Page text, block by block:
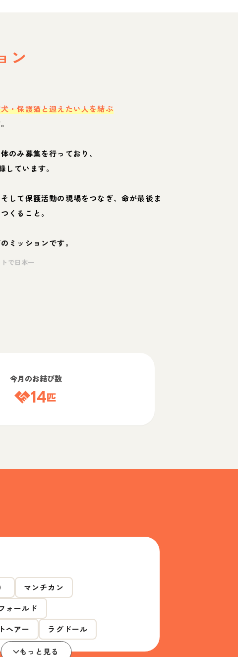
ン
・保護猫と迎えたい人を結ぶ
のみ募集を行っており、
しています。
して保護活動の現場をつなぎ、命が最後ま
くること。
ミッションです。
で日本一
今月のお結び数
14匹
マンチカン
ォールド
ヘアー
ラグドール
もっと見る